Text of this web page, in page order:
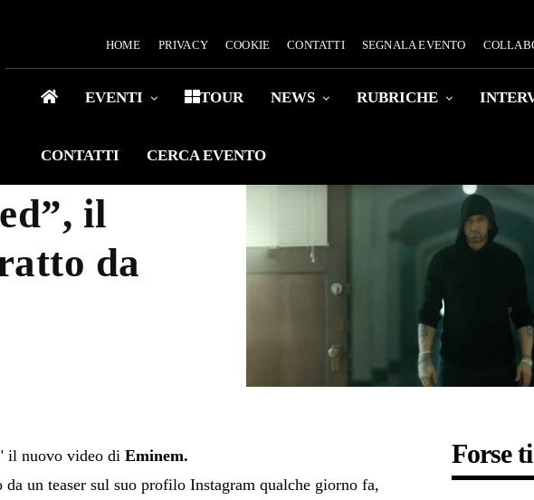
HOME PRIVACY COOKIE CONTATTI SEGNALA EVENTO
EVENTI TOUR NEWS RUBRICHE
CONTATTI CERCA EVENTO
il
da
il nuovo video diEminem.
da un teaser sul suo profilo Instagram qualche giorno fa,
Forse